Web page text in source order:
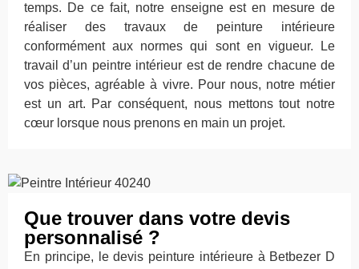
temps. De ce fait, notre enseigne est en mesure de
réaliser des travaux de peinture intérieure
conformément aux normes qui sont en vigueur. Le
travail d’un peintre intérieur est de rendre chacune de
vos pièces, agréable à vivre. Pour nous, notre métier
est un art. Par conséquent, nous mettons tout notre
cœur lorsque nous prenons en main un projet.
Que trouver dans votre devis
personnalisé ?
En principe, le devis peinture intérieure à Betbezer D